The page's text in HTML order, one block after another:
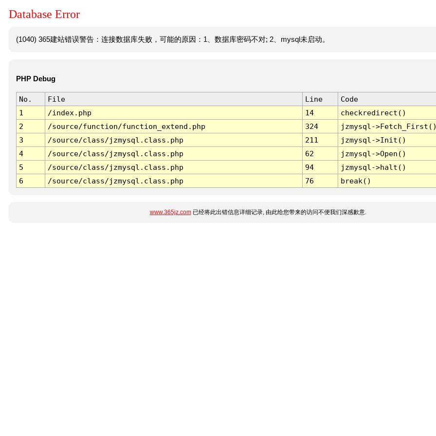
Database Error
(1040) 365建站错误警告：连接数据库失败，可能的原因：1、数据库密码不对; 2、mysql未启动。
PHP Debug
No. File Line
Code
1
/index.php 14
checkredirect()
2
/source/function/function_extend.php 324
jzmysql-
3
/source/class/jzmysql.class.php 211
jzmysql->Init()
4
/source/class/jzmysql.class.php 62
jzmysql->Open()
5
/source/class/jzmysql.class.php 94
jzmysql->halt()
6
/source/class/jzmysql.class.php 76 break()
www.365jz.com已经将此出错信息详细记录, 由此给您带来的访问不便我们深感歉意.